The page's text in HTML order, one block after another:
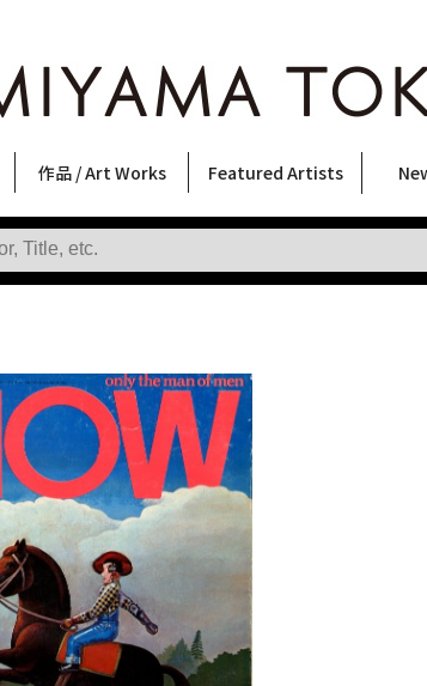
作品 / Art Works
フォトグラフィー
Photography
ポスター
Posters
ストリートアート
Street Art
立体・その他
Sculptures / etc
アートワークス
Art Works
Primary Artworks
KOMIYAMA TOKYO ART LABEL
版画
Prints
Featured Artists
稲嶺啓一(東風終)
村田言恵
丸岡和吾
Rico Casella
キム・ロートン
菅谷晋一
柴田亜美
内藤啓介
CHRIS
秋赤音
大西洋介
天野タケル
佐伯俊男
林月光
横尾忠則
大類信
北島敬三
三島由紀夫
須藤昌人
二本木里美
森山大道
春川ナミオ
内藤ルネ
三島剛
COOKIE 新着
フェ
お店